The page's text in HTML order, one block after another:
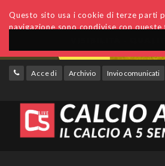
Questo sito usa i cookie di terze parti
navigazione sono condivise con
Accedi Archivio Invio comunicati